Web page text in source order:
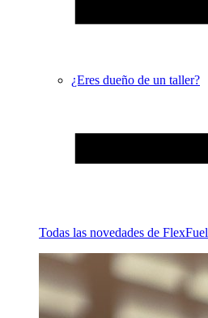
¿Eres dueño de un taller?
Todas las novedades de FlexFuel